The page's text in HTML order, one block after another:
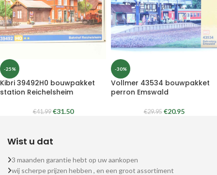
-25%
Kibri 39492H0 bouwpakket
station Reichelsheim
€41.99 €31.50
-30%
Vollmer 43534 bouwpakket
perron Emswald
€29.95 €20.95
Wist u dat
3 maanden garantie hebt op uw aankopen
wij scherpe prijzen hebben , en een groot assortiment